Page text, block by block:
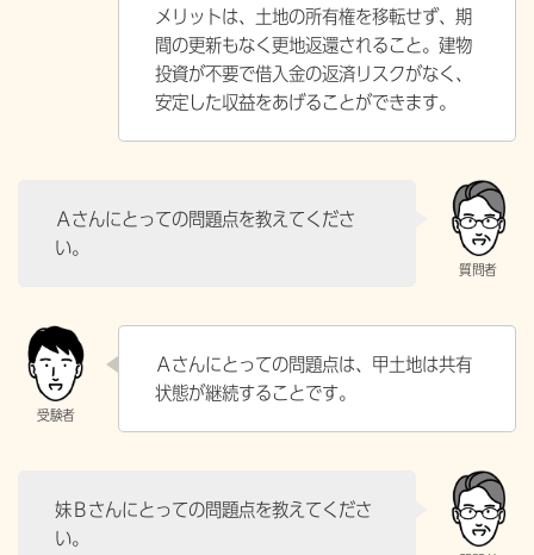
メリットは、土地の所有権を移転せず、期
間の更新もなく更地返還されること。建物
投資が不要で借入金の返済リスクがなく、
安定した収益をあげることができます。
Ａさんにとっての問題点を教えてくださ
い。
Ａさんにとっての問題点は、甲土地は共有
状態が継続することです。
妹Ｂさんにとっての問題点を教えてくださ
い。